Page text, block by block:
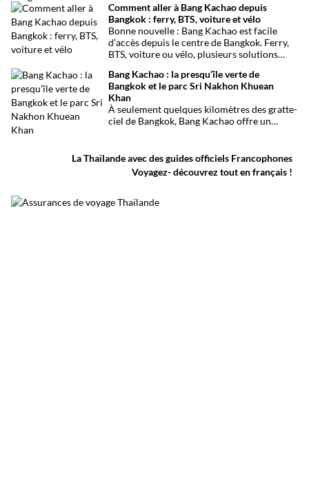
ouvert sur le golfe de Thaïlande, des
mangroves préservées et l’observation de
milliers d’oiseaux migrateurs chaque année.
Comment aller à Bang Kachao depuis
Bangkok : ferry, BTS, voiture et vélo
Bonne nouvelle : Bang Kachao est facile
d’accès depuis le centre de Bangkok. Ferry,
BTS, voiture ou vélo, plusieurs solutions
oasis de verdure.
Bang Kachao : la presqu’île verte de
Bangkok et le parc Sri Nakhon Khuean
Khan
À seulement quelques kilomètres des gratte-
ciel de Bangkok, Bang Kachao offre un
temples et marché flottant, cette vaste
presqu’île protégée constitue l’une des plus
belles escapades nature autour de Bangkok.
permet de découvrir une Thaïlande plus
La Thaïlande avec des guides officiels Francophones
Voyagez- découvrez tout en français !